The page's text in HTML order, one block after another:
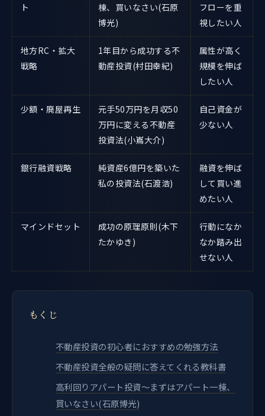
ト
棟、買いなさい(石原
博光)
フローを重
視したい人
地方RC・拡大
戦略
1年目から成功する不
動産投資(村田幸紀)
属性が高く
規模を伸ば
したい人
少額・廃屋再生
元手50万円を月収50
万円に変える不動産
投資法(小嶌大介)
自己資金が
少ない人
銀行融資戦略
純資産6億円を築いた
私の投資法(石渡浩)
融資を伸ば
して買い進
めたい人
マインドセット
成功の原理原則(木下
たかゆき)
行動になか
なか踏み出
せない人
もくじ
不動産投資の初心者におすすめの勉強方法
不動産投資全般の疑問に答えてくれる教科書
高利回りアパート投資～まずはアパート一棟、
買いなさい(石原博光)